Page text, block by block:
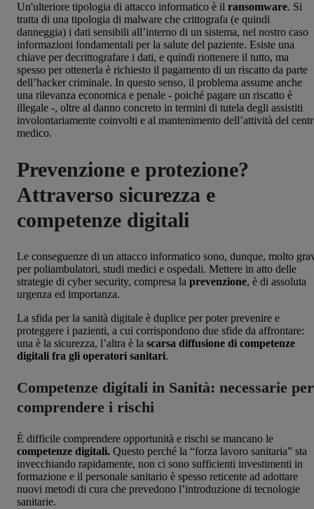
Un'ulteriore tipologia di attacco informatico è il ransomware. Si
tratta di una tipologia di malware che crittografa (e quindi
danneggia) i dati sensibili all’interno di un sistema, nel nostro caso
informazioni fondamentali per la salute del paziente. Esiste una
chiave per decrittografare i dati, e quindi riottenere il tutto, ma
spesso per ottenerla è richiesto il pagamento di un riscatto da parte
dell’hacker criminale. In questo senso, il problema assume anche
una rilevanza economica e penale - poiché pagare un riscatto è
illegale -, oltre al danno concreto in termini di tutela degli assistiti
involontariamente coinvolti e al mantenimento dell’attività del
medico.
Prevenzione e protezione?
Attraverso sicurezza e
competenze digitali
Le conseguenze di un attacco informatico sono, dunque, molto
per poliambulatori, studi medici e ospedali. Mettere in atto delle
strategie di cyber security, compresa la prevenzione, è di assoluta
urgenza ed importanza.
La sfida per la sanità digitale è duplice per poter prevenire e
proteggere i pazienti, a cui corrispondono due sfide da affrontare:
una è la sicurezza, l’altra è la scarsa diffusione di competenze
digitali fra gli operatori sanitari.
Competenze digitali in Sanità: necessarie per
comprendere i rischi
È difficile comprendere opportunità e rischi se mancano le
competenze digitali. Questo perché la “forza lavoro sanitaria” sta
invecchiando rapidamente, non ci sono sufficienti investimenti in
formazione e il personale sanitario è spesso reticente ad adottare
nuovi metodi di cura che prevedono l’introduzione di tecnologie
sanitarie.